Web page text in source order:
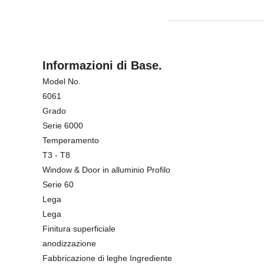
Informazioni di Base.
Model No.
6061
Grado
Serie 6000
Temperamento
T3 - T8
Window & Door in alluminio Profilo
Serie 60
Lega
Lega
Finitura superficiale
anodizzazione
Fabbricazione di leghe Ingrediente